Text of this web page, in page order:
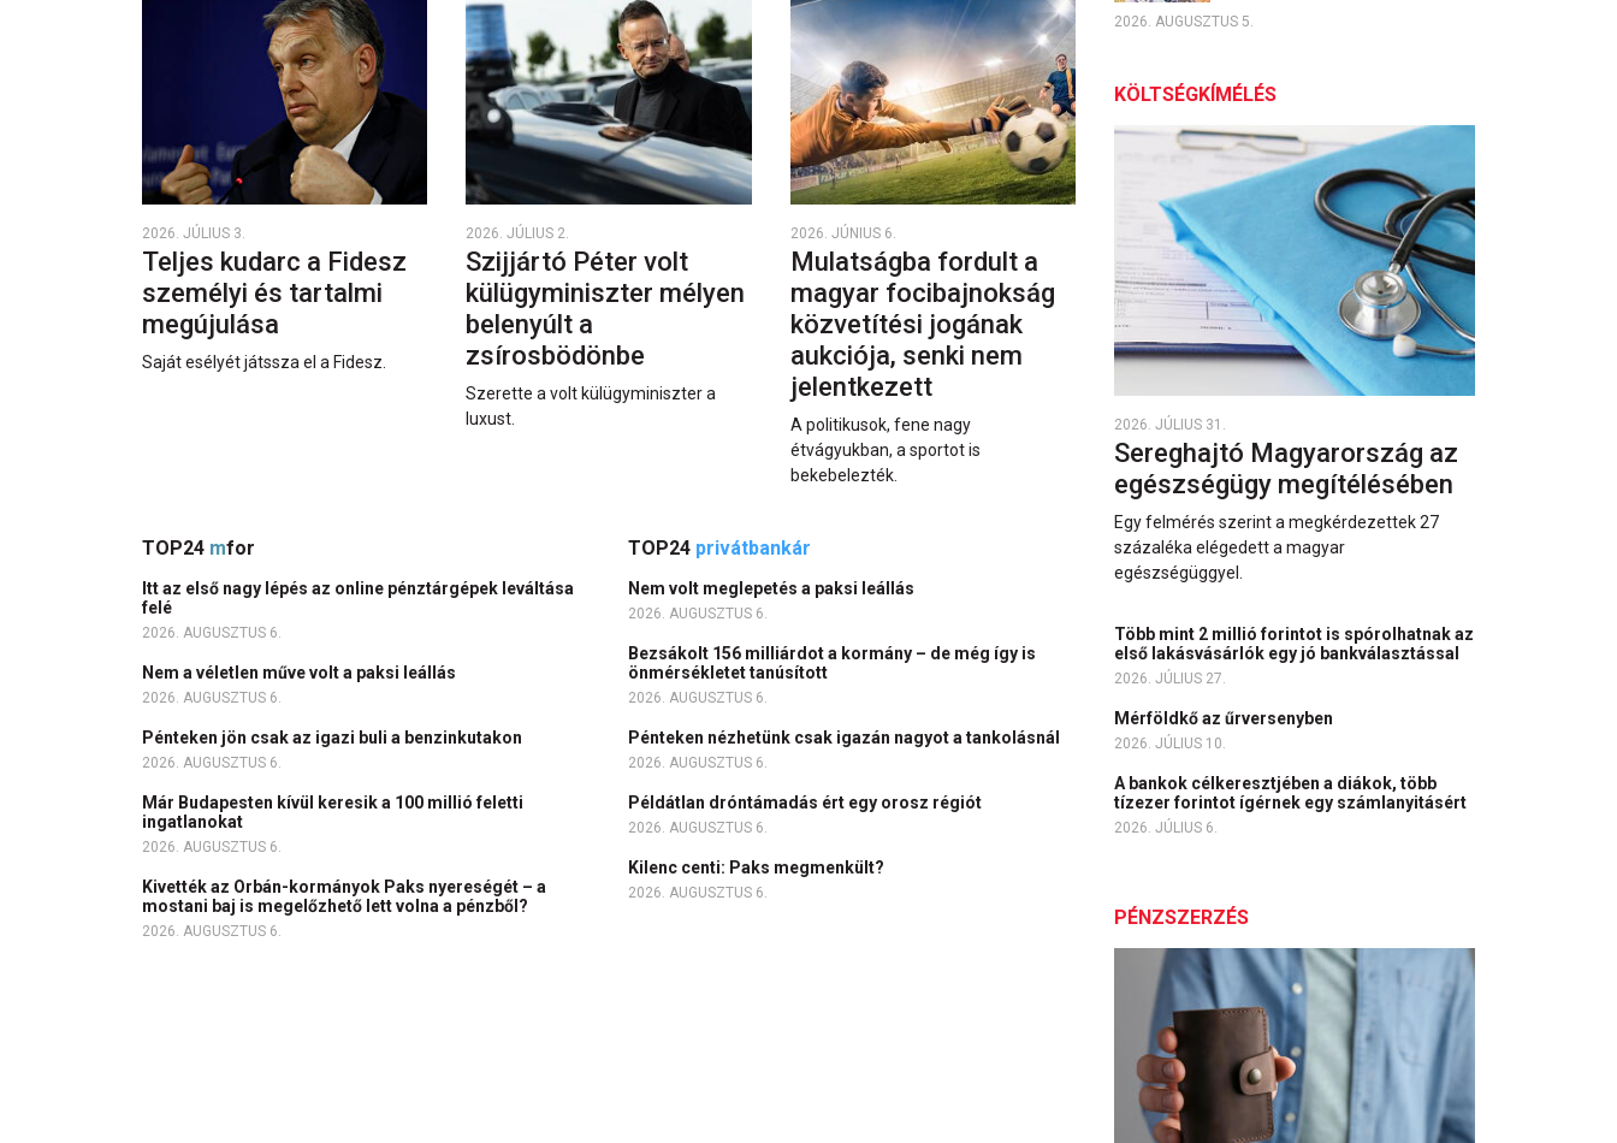
2026. JÚLIUS 3.
Teljes kudarc a Fidesz
személyi és tartalmi
megújulása
Saját esélyét játssza el a Fidesz.
2026. JÚLIUS 2.
Szijjártó Péter volt
külügyminiszter mélyen
belenyúlt a
zsírosbödönbe
Szerette a volt külügyminiszter a
luxust.
2026. JÚNIUS 6.
Mulatságba fordult a
magyar focibajnokság
közvetítési jogának
aukciója, senki nem
jelentkezett
A politikusok, fene nagy
étvágyukban, a sportot is
bekebelezték.
TOP24 mfor
Itt az első nagy lépés az online pénztárgépek leváltása
felé
2026. AUGUSZTUS 6.
Nem a véletlen műve volt a paksi leállás
2026. AUGUSZTUS 6.
Pénteken jön csak az igazi buli a benzinkutakon
2026. AUGUSZTUS 6.
Már Budapesten kívül keresik a 100 millió feletti
ingatlanokat
2026. AUGUSZTUS 6.
Kivették az Orbán-kormányok Paks nyereségét – a
mostani baj is megelőzhető lett volna a pénzből?
2026. AUGUSZTUS 6.
TOP24 privátbankár
Nem volt meglepetés a paksi leállás
2026. AUGUSZTUS 6.
Bezsákolt 156 milliárdot a kormány – de még így is
önmérsékletet tanúsított
2026. AUGUSZTUS 6.
Pénteken nézhetünk csak igazán nagyot a tankolásnál
2026. AUGUSZTUS 6.
Példátlan dróntámadás ért egy orosz régiót
2026. AUGUSZTUS 6.
Kilenc centi: Paks megmenkült?
2026. AUGUSZTUS 6.
2026. AUGUSZTUS 5.
KÖLTSÉGKÍMÉLÉS
2026. JÚLIUS 31.
Sereghajtó Magyarország az
egészségügy megítélésében
Egy felmérés szerint a megkérdezettek 27
százaléka elégedett a magyar
egészségüggyel.
Több mint 2 millió forintot is spórolhatnak az
első lakásvásárlók egy jó bankválasztással
2026. JÚLIUS 27.
Mérföldkő az űrversenyben
2026. JÚLIUS 10.
A bankok célkeresztjében a diákok, több
tízezer forintot ígérnek egy számlanyitásért
2026. JÚLIUS 6.
PÉNZSZERZÉS